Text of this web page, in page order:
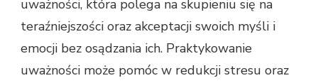
uważności, która polega na skupieniu się na
teraźniejszości oraz akceptacji swoich myśli i
emocji bez osądzania ich. Praktykowanie
uważności może pomóc w redukcji stresu oraz